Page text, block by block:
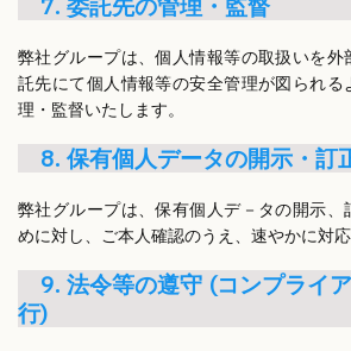
弊社グループは、個人情報等の取扱いを
託先にて個人情報等の安全管理が図られる
理・監督いたします。
8. 保有個人データの開示・訂
弊社グループは、保有個人デ－タの開示
めに対し、ご本人確認のうえ、速やかに対応
9. 法令等の遵守 (コンプライ
行)